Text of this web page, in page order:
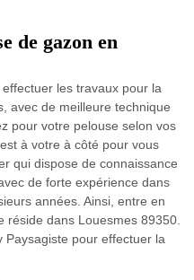
de gazon en
les travaux pour la
avec de meilleure technique
pour votre pelouse selon vos
à votre à côté pour vous
qui dispose de connaissance
de forte expérience dans
années. Ainsi, entre en
réside dans Louesmes 89350.
Paysagiste pour effectuer la